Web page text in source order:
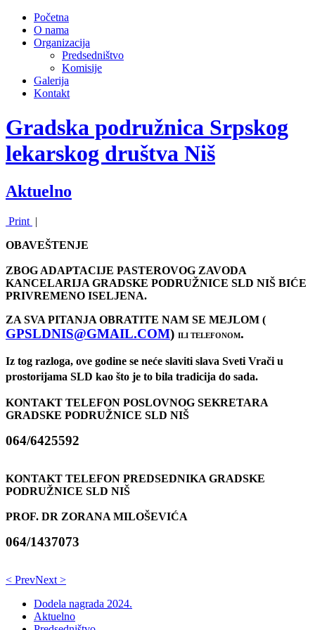
Početna
O nama
Organizacija
Predsedništvo
Komisije
Galerija
Kontakt
Gradska podružnica Srpskog
lekarskog društva Niš
Aktuelno
Print |
OBAVEŠTENJE
ZBOG ADAPTACIJE PASTEROVOG ZAVODA
KANCELARIJA GRADSKE PODRUŽNICE SLD NIŠ BIĆE
PRIVREMENO ISELJENA.
ZA SVA PITANJA OBRATITE NAM SE MEJLOM (
GPSLDNIS@GMAIL.COM) ILI TELEFONOM.
Iz tog razloga, ove godine se neće slaviti slava Sveti Vrači u
prostorijama SLD kao što je to bila tradicija do sada.
KONTAKT TELEFON POSLOVNOG SEKRETARA
GRADSKE PODRUŽNICE SLD NIŠ
064/6425592
KONTAKT TELEFON PREDSEDNIKA GRADSKE
PODRUŽNICE SLD NIŠ
PROF. DR ZORANA MILOŠEVIĆA
064/1437073
< PrevNext >
Dodela nagrada 2024.
Aktuelno